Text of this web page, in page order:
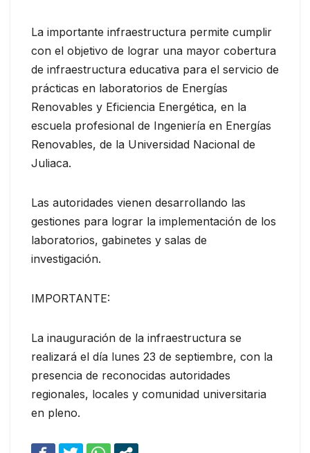
La importante infraestructura permite cumplir
con el objetivo de lograr una mayor cobertura
de infraestructura educativa para el servicio de
prácticas en laboratorios de Energías
Renovables y Eficiencia Energética, en la
escuela profesional de Ingeniería en Energías
Renovables, de la Universidad Nacional de
Juliaca.
Las autoridades vienen desarrollando las
gestiones para lograr la implementación de los
laboratorios, gabinetes y salas de
investigación.
IMPORTANTE:
La inauguración de la infraestructura se
realizará el día lunes 23 de septiembre, con la
presencia de reconocidas autoridades
regionales, locales y comunidad universitaria
en pleno.